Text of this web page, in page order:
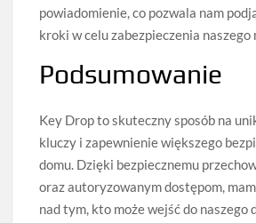
powiadomienie, co pozwala nam
kroki w celu zabezpieczenia naszego
Podsumowanie
Key Drop to skuteczny sposób na
kluczy i zapewnienie większego
domu. Dzięki bezpiecznemu
oraz autoryzowanym dostępom,
nad tym, kto może wejść do naszego